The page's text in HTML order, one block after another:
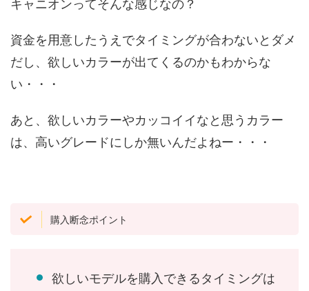
キャニオンってそんな感じなの？
資金を用意したうえでタイミングが合わないとダメ
だし、欲しいカラーが出てくるのかもわからな
い・・・
あと、欲しいカラーやカッコイイなと思うカラー
は、高いグレードにしか無いんだよねー・・・
購入断念ポイント
欲しいモデルを購入できるタイミングは